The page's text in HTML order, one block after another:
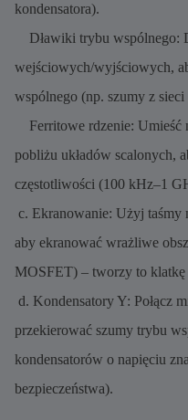
kondensatora).
Dławiki trybu wspólnego:
wejściowych/wyjściowych,
wspólnego (np. szumy z sieci
Ferritowe rdzenie: Umieść
pobliżu układów scalonych,
częstotliwości (100 kHz–1
c. Ekranowanie: Użyj taśmy
aby ekranować wrażliwe
MOSFET) – tworzy to
d. Kondensatory Y: Połącz
przekierować szumy trybu
kondensatorów o napięciu
bezpieczeństwa).